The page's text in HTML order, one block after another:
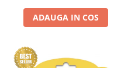
ADAUGA IN COS